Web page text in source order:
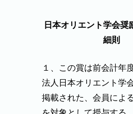
日本オリエント学会奨
細則
１、この賞は前会計年
法人日本オリエント学
掲載された、会員によ